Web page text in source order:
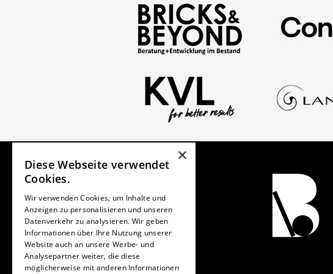
×
Diese Webseite verwendet
Cookies.
Wir verwenden Cookies, um Inhalte und
Anzeigen zu personalisieren und unseren
Datenverkehr zu analysieren. Wir geben
Informationen über Ihre Nutzung unserer
Website auch an unsere Werbe- und
Analysepartner weiter, die diese
möglicherweise mit anderen Informationen